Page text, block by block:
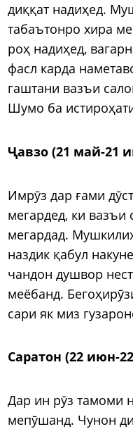
диққат надиҳед.
табаътонро хира
роҳ надиҳед,
фасл карда
гаштани вазъи
Шумо ба
Ҷавзо (21 май-21
Имрӯз дар ғами
мегардед, ки вазъи
мегардад.
наздик қабул
чандон душвор
меёбанд.
сари як миз
Саратон (22 июн-
Дар ин рӯз тамоми
мепӯшанд. Чунон